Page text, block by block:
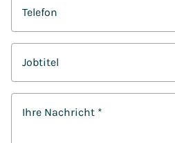
Telefon
Jobtitel
Ihre Nachricht *